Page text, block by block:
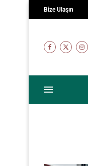
Bize Ulaşın